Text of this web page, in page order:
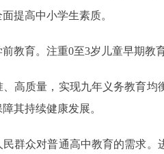
提高中小学生素质。
育。注重0至3岁儿童早期教
质量，实现九年义务教育均
其持续健康发展。
众对普通高中教育的需求。